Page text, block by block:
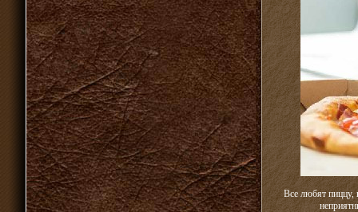
Все любят пиццу,